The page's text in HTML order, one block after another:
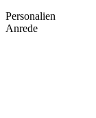
Personalien
Anrede